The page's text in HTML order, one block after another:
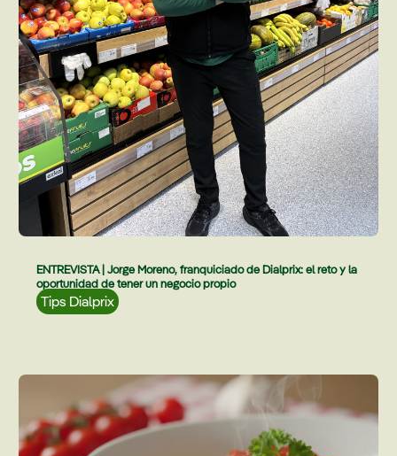
ENTREVISTA | Jorge Moreno, franquiciado de Dialprix: el reto y la
oportunidad de tener un negocio propio
Tips Dialprix